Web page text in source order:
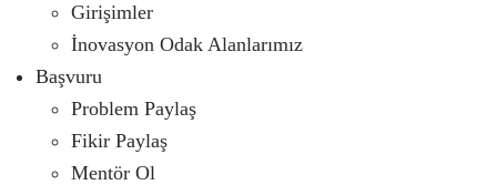
Girişimler
İnovasyon Odak Alanlarımız
Başvuru
Problem Paylaş
Fikir Paylaş
Mentör Ol